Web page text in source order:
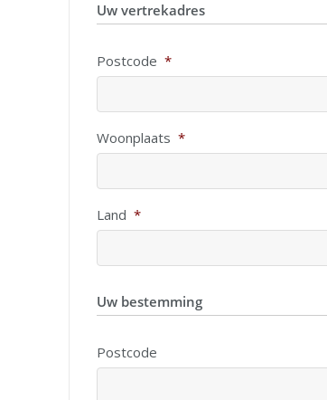
Uw vertrekadres
Postcode *
Woonplaats *
Land *
Uw bestemming
Postcode